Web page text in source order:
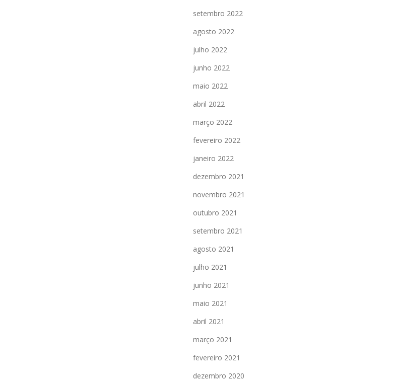
setembro 2022
agosto 2022
julho 2022
junho 2022
maio 2022
abril 2022
março 2022
fevereiro 2022
janeiro 2022
dezembro 2021
novembro 2021
outubro 2021
setembro 2021
agosto 2021
julho 2021
junho 2021
maio 2021
abril 2021
março 2021
fevereiro 2021
dezembro 2020